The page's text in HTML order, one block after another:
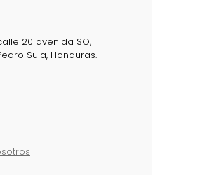
20 avenida SO,
Sula, Honduras.